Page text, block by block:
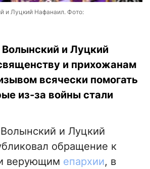
и Луцкий Нафанаил. Фото:
и Луцкий
и прихожанам
всячески помогать
из-за войны стали
и Луцкий
обращение к
верующим епархии, в